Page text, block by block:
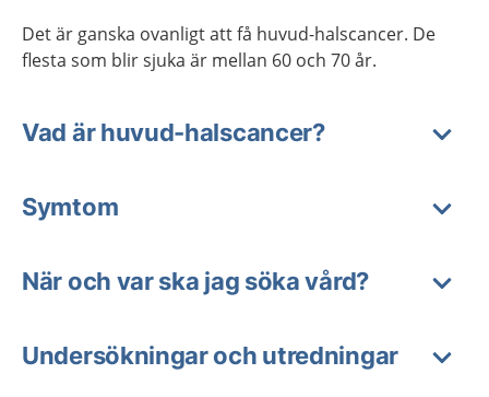
Det är ganska ovanligt att få huvud-halscancer. De
flesta som blir sjuka är mellan 60 och 70 år.
Vad är huvud-halscancer?
Symtom
När och var ska jag söka vård?
Undersökningar och utredningar